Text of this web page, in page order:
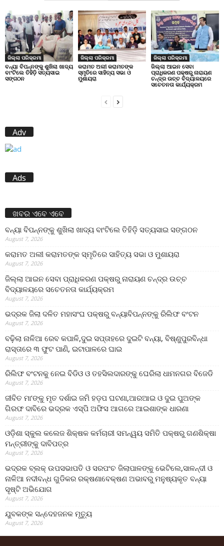
ଜିଲ୍ଲା ପରିକ୍ରମା
ବନ୍ୟା ବିପନ୍ନଙ୍କୁ ଶୁଖିଲା ଖାଦ୍ୟ
ବାଂଟିଲେ ତିହିଡି଼ ସତ୍ୟସାଇ
ସଙ୍ଗଠନ
ଜିଲ୍ଲା ପରିକ୍ରମା
କରାମତ ଅଲୀ କରାମତଙ୍କ
ସ୍ମୃତିରେ ସାହିତ୍ୟ ସଭା ଓ
ମୁଶାୟରା
ଜିଲ୍ଲା ପରିକ୍ରମା
ଜିଲ୍ଲା ଆଇନ ସେବା
ପ୍ରାଧିକରଣ ପକ୍ଷରୁ ନାରାୟଣ
ଚନ୍ଦ୍ର ଉଚ୍ଚ ବିଦ୍ୟାଳୟରେ
ସଚେତନତା କାର୍ଯ୍ୟକ୍ରମ
Adv
Ads
ଖବର ଏବେ ଏବେ
ବନ୍ୟା ବିପନ୍ନଙ୍କୁ ଶୁଖିଲା ଖାଦ୍ୟ ବାଂଟିଲେ ତିହିଡି଼ ସତ୍ୟସାଇ ସଙ୍ଗଠନ
August 7, 2026
କରାମତ ଅଲୀ କରାମତଙ୍କ ସ୍ମୃତିରେ ସାହିତ୍ୟ ସଭା ଓ ମୁଶାୟରା
August 7, 2026
ଜିଲ୍ଲା ଆଇନ ସେବା ପ୍ରାଧିକରଣ ପକ୍ଷରୁ ନାରାୟଣ ଚନ୍ଦ୍ର ଉଚ୍ଚ
ବିଦ୍ୟାଳୟରେ ସଚେତନତା କାର୍ଯ୍ୟକ୍ରମ
August 7, 2026
ଭଦ୍ରକ ଜିଲା ଦଳିତ ମହାସଂଘ ପକ୍ଷରୁ ବନ୍ୟାବିପନ୍ନଙ୍କୁ ରିଲିଫ ବଂଟନ
August 7, 2026
ବଢ଼ିଲା ନାଳିଆ ରେବ କପାଳି,ଦୁଇ ସପ୍ତାହରେ ଦୁଇଟି ବନ୍ୟା, ବିଷ୍ଣୁପୁରବିନ୍ଧା
ରାସ୍ତାରେ ୩ ଫୁଟ ପାଣି, ଇଟାପାଳରେ ଘାଇ
August 7, 2026
ରିଲିଫ ବଂଟନକୁ ନେଇ ବିଡିଓ ଓ ତହସିଲଦାରଙ୍କୁ ଘେରିଲା ଧାମନଗର ବିଜେଡି
August 7, 2026
ଜୀବିତ ମା’ଙ୍କୁ ମୃତ ଦର୍ଶାଇ ଜମି ହଡ଼ପ ଘଟଣା,ଆରଆଇ ଓ ଦୁଇ ପୁଅଙ୍କ
ଗିରଫ ଦାବିରେ ଭଦ୍ରକ ଏସ୍‌ପି ଅଫିସ ଆଗରେ ଆଇଶାଙ୍କ ଧାରଣା
August 7, 2026
ଓଡ଼ିଶା ସ୍କୁଲ କଲେଜ ଶିକ୍ଷକ କର୍ମଚାରୀ ସମନ୍ୱୟ ସମିତି ପକ୍ଷରୁ ଗଣଶିକ୍ଷା
ମନ୍ତ୍ରୀଙ୍କୁ ଦାବିପତ୍ର
August 7, 2026
ଭଦ୍ରକ ବ୍ଲକ୍ ଉପସଭାପତି ଓ ସରପଂଚ ଜିଲାପାଳଙ୍କୁ ଭେଟିଲେ,ସାଳନ୍ଦୀ ଓ
ନାଳିଆ ନଦୀବନ୍ଧ ଗୁଡିକର ରକ୍ଷଣାବେକ୍ଷଣ ଅଭାବରୁ ମନୁଷ୍ୟକୃତ ବନ୍ୟା
ସୃଷ୍ଟି ଅଭିଯୋଗ
August 7, 2026
ଯୁବକଙ୍କ ସନ୍ଦେହଜନକ ମୃତ୍ୟୁ
August 7, 2026